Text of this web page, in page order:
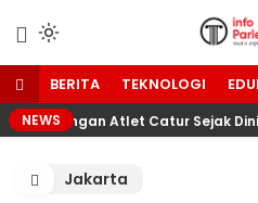
konten
Info
Suara
BERITA TEKNOLOGI
NEWS Atlet Catur Sejak Dini
Jakarta